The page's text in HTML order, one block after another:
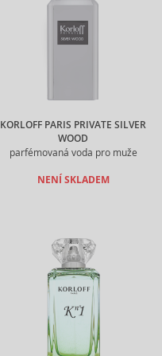
KORLOFF PARIS PRIVATE SILVER
WOOD
parfémovaná voda pro muže
NENÍ SKLADEM